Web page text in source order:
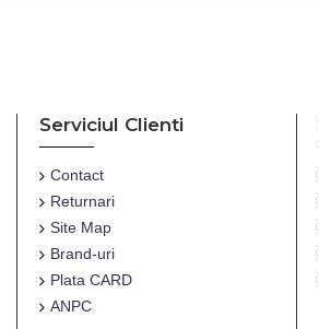
Serviciul Clienti
Contact
Returnari
Site Map
Brand-uri
Plata CARD
ANPC